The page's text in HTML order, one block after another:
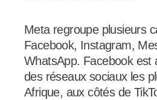
Meta regroupe plusieurs
Facebook, Instagram,
WhatsApp. Facebook est
des réseaux sociaux les
Afrique, aux côtés de